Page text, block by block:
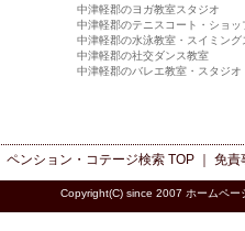
中津軽郡のヨガ教室スタジオ
中津軽郡のテニスコート・ショッ
中津軽郡の水泳教室・スイミング
中津軽郡の社交ダンス教室
中津軽郡のバレエ教室・スタジオ
ペンション・コテージ検索TOP ｜ 免責
Copyright(C) since 2007 ホームペー